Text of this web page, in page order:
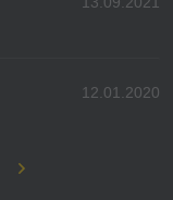
12.01.2020